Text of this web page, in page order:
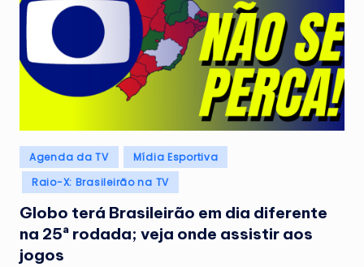
Posted
in
Agenda da TV
Mídia Esportiva
Raio-X: Brasileirão na TV
Globo terá Brasileirão em dia diferente
na 25ª rodada; veja onde assistir aos
jogos